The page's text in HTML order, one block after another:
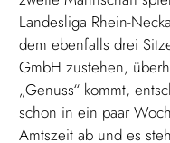
Landesliga Rhein-
dem ebenfalls drei
GmbH zustehen,
„Genuss“ kommt,
schon in ein paar
Amtszeit ab und es